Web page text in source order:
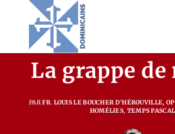
La grappe
PARFR. LOUIS LE BOUCHER D'HÉROUVILLE, OP
HOMÉLIES, TEMPS PASCAL